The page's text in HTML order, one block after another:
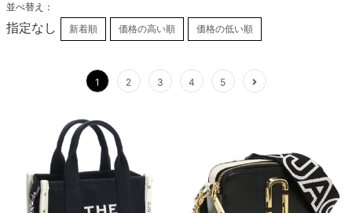
並べ替え：
指定なし 新着順 価格の高い順 価格の低い順
1 2 3 4 5